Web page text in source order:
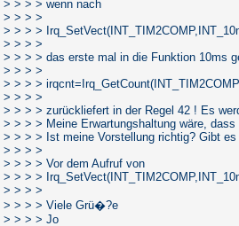
> > > > wenn nach
> > > >
> > > >
> > > >
> > > > das erste mal in die Funktion 10ms
> > > >
> > > >
> > > >
> > > > zurückliefert in der Regel 42 ! Es
> > > > Meine Erwartungshaltung wäre,
> > > > Ist meine Vorstellung richtig? Gibt
> > > >
> > > > Vor dem Aufruf von
> > > >
> > > >
> > > > Viele Grü�?e
> > > > Jo